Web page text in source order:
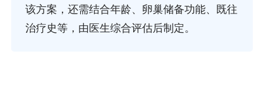
该方案，还需结合年龄、卵巢储备功能、既往
治疗史等，由医生综合评估后制定。